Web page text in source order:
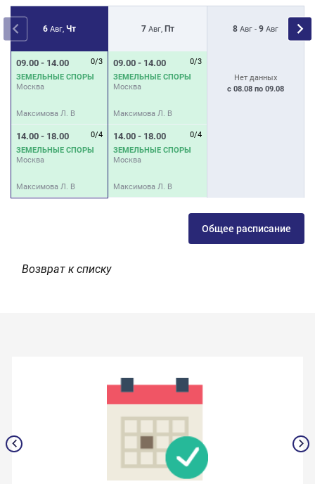
6 Авг,Чт 7Авг, Пт 8Авг - 9Авг
09.00 - 14.00
0/3
ЗЕМЕЛЬНЫЕ СПОРЫ
Москва
Максимова Л. В
14.00 - 18.00
0/4
ЗЕМЕЛЬНЫЕ СПОРЫ
Москва
Максимова Л. В
09.00 - 14.00
0/3
ЗЕМЕЛЬНЫЕ СПОРЫ
Москва
Максимова Л. В
14.00 - 18.00
0/4
ЗЕМЕЛЬНЫЕ СПОРЫ
Москва
Максимова Л. В
Нет данных
с 08.08 по 09.08
Общее расписание
Возврат к списку